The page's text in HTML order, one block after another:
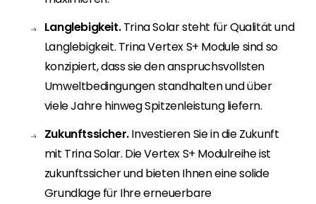
Langlebigkeit.Trina Solar steht für Qualität und
Langlebigkeit. Trina Vertex S+ Module sind so
konzipiert, dass sie den anspruchsvollsten
Umweltbedingungen standhalten und über
viele Jahre hinweg Spitzenleistung liefern.
Zukunftssicher.Investieren Sie in die Zukunft
mit Trina Solar. Die Vertex S+ Modulreihe ist
zukunftssicher und bieten Ihnen eine solide
Grundlage für Ihre erneuerbare